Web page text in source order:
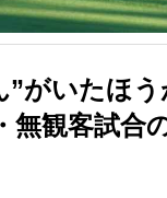
”がいたほ
無観客試合